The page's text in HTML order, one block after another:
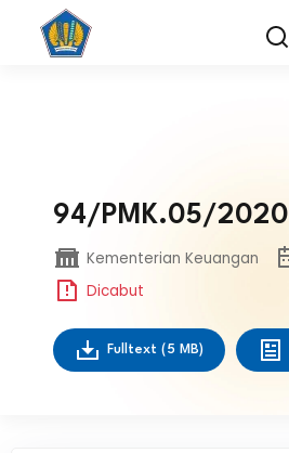
94/PMK.05/2020
Kementerian Keuangan
Dicabut
Fulltext (5 MB)